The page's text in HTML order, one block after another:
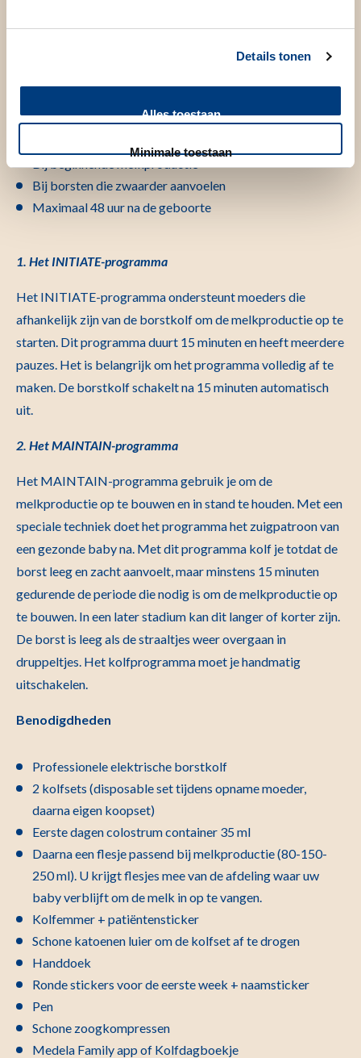
Details tonen
Alles toestaan
Minimale toestaan
MAINTAIN-programma, doe dit:
Bij beginnende melkproductie
Bij borsten die zwaarder aanvoelen
Maximaal 48 uur na de geboorte
1. Het INITIATE-programma
Het INITIATE-programma ondersteunt moeders die
afhankelijk zijn van de borstkolf om de melkproductie op te
starten. Dit programma duurt 15 minuten en heeft meerdere
pauzes. Het is belangrijk om het programma volledig af te
maken. De borstkolf schakelt na 15 minuten automatisch
uit.
2. Het MAINTAIN-programma
Het MAINTAIN-programma gebruik je om de
melkproductie op te bouwen en in stand te houden. Met een
speciale techniek doet het programma het zuigpatroon van
een gezonde baby na. Met dit programma kolf je totdat de
borst leeg en zacht aanvoelt, maar minstens 15 minuten
gedurende de periode die nodig is om de melkproductie op
te bouwen. In een later stadium kan dit langer of korter zijn.
De borst is leeg als de straaltjes weer overgaan in
druppeltjes. Het kolfprogramma moet je handmatig
uitschakelen.
Benodigdheden
Professionele elektrische borstkolf
2 kolfsets (disposable set tijdens opname moeder,
daarna eigen koopset)
Eerste dagen colostrum container 35 ml
Daarna een flesje passend bij melkproductie (80-150-
250 ml). U krijgt flesjes mee van de afdeling waar uw
baby verblijft om de melk in op te vangen.
Kolfemmer + patiëntensticker
Schone katoenen luier om de kolfset af te drogen
Handdoek
Ronde stickers voor de eerste week + naamsticker
Pen
Schone zoogkompressen
Medela Family app of Kolfdagboekje